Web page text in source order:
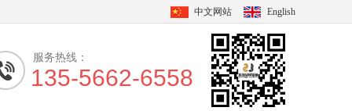
中文网站 English
服务热线：
135-5662-6558